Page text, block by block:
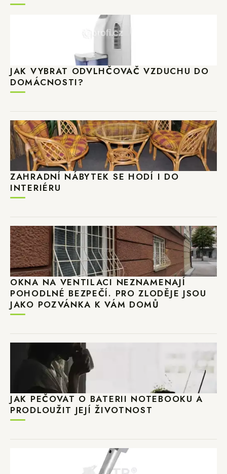
JAK VYBRAT ODVLHČOVAČ VZDUCHU DO
DOMÁCNOSTI?
ZAHRADNÍ NÁBYTEK SE HODÍ I DO
INTERIÉRU
OKNA NA VENTILACI NEZNAMENAJÍ
POHODLNÉ BEZPEČÍ. PRO ZLODĚJE JSOU
JAKO POZVÁNKA K VÁM DOMŮ
JAK PEČOVAT O BATERII NOTEBOOKU A
PRODLOUŽIT JEJÍ ŽIVOTNOST